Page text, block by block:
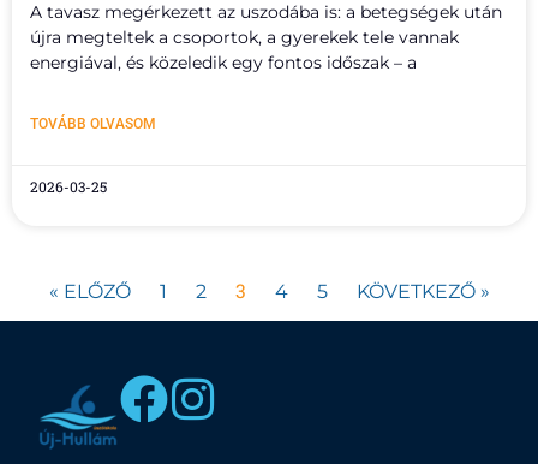
A tavasz megérkezett az uszodába is: a betegségek után
újra megteltek a csoportok, a gyerekek tele vannak
energiával, és közeledik egy fontos időszak – a
TOVÁBB OLVASOM
2026-03-25
« ELŐZŐ 1 2 3 4 5 KÖVETKEZŐ »